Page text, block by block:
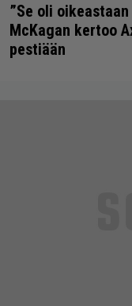
”Se oli
McKagan kertoo
pestiään